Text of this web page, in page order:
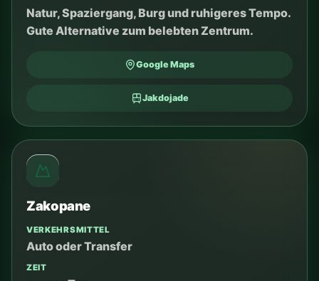
Google Maps
Jakdojade
TAURON Arena
Straßenbahn mit Umstieg oder Auto
ZEIT
meist 35–50 Min.
Bei Veranstaltungen aktuelle Straßensperren